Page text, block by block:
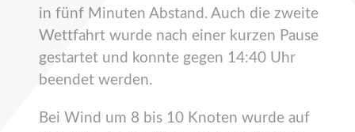
in fünf Minuten Abstand. Auch die zweite
Wettfahrt wurde nach einer kurzen Pause
gestartet und konnte gegen 14:40 Uhr
beendet werden.
Bei Wind um 8 bis 10 Knoten wurde auf